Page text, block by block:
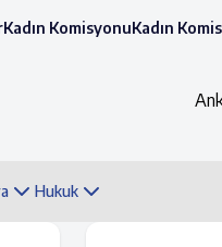
Kadın KomisyonuKadın
Hukuk